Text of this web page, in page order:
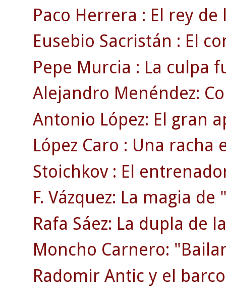
Paco Herrera : El rey
Eusebio Sacristán : El
Pepe Murcia : La culpa
Alejandro Menéndez:
Antonio López: El gran
López Caro : Una racha
Stoichkov : El
F. Vázquez: La magia
Rafa Sáez: La dupla de
Moncho Carnero:
Radomir Antic y el